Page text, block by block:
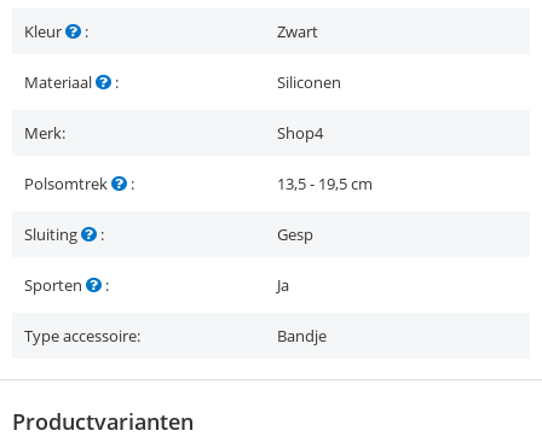
Kleur : Zwart
Materiaal : Siliconen
Merk: Shop4
Polsomtrek : 13,5 - 19,5 cm
Sluiting : Gesp
Sporten : Ja
Type accessoire: Bandje
Productvarianten